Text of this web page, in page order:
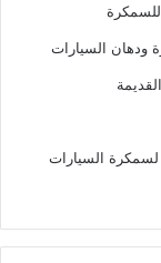
السيارات
السيارات